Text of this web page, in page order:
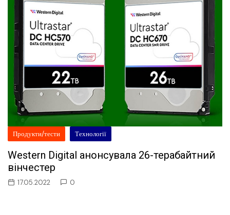
Продукти/тести Технології
Western Digital анонсувала 26-терабайтний
вінчестер
17.05.2022 0